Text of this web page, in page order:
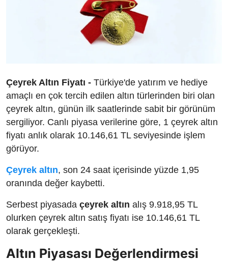
Çeyrek Altın Fiyatı - Türkiye'de yatırım ve hediye
amaçlı en çok tercih edilen altın türlerinden biri olan
çeyrek altın, günün ilk saatlerinde sabit bir görünüm
sergiliyor. Canlı piyasa verilerine göre, 1 çeyrek altın
fiyatı anlık olarak 10.146,61 TL seviyesinde işlem
görüyor.
Çeyrek altın, son 24 saat içerisinde yüzde 1,95
oranında değer kaybetti.
Serbest piyasada çeyrek altın alış 9.918,95 TL
olurken çeyrek altın satış fiyatı ise 10.146,61 TL
olarak gerçekleşti.
Altın Piyasası Değerlendirmesi